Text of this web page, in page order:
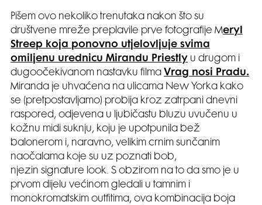
Pišem ovo nekoliko trenutaka nakon što su
društvene mreže preplavile prve fotografije Meryl
Streep koja ponovno utjelovljuje svima
omiljenu urednicu Mirandu Priestly u drugom i
dugoočekivanom nastavku filma Vrag nosi Pradu.
Miranda je uhvaćena na ulicama New Yorka kako
se (pretpostavljamo) probija kroz zatrpani dnevni
raspored, odjevena u ljubičastu bluzu uvučenu u
kožnu midi suknju, koju je upotpunila bež
balonerom i, naravno, velikim crnim sunčanim
naočalama koje su uz poznati bob,
njezin signature look. S obzirom na to da smo je u
prvom dijelu većinom gledali u tamnim i
monokromatskim outfitima, ova kombinacija boja